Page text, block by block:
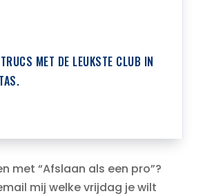
MET DE LEUKSTE CLUB IN
met “Afslaan als een pro”?
mij welke vrijdag je wilt